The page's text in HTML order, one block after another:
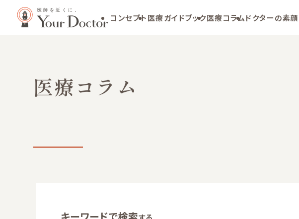
コンセプト医療ガイドブック医療コラムドクターの素顔
医療コラム